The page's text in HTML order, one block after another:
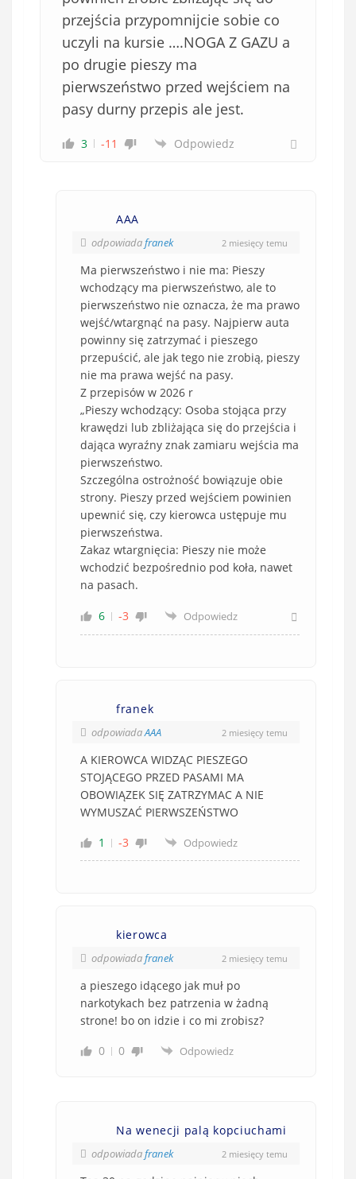
przejścia przypomnijcie sobie co
uczyli na kursie ….NOGA Z GAZU a
po drugie pieszy ma
pierwszeństwo przed wejściem na
pasy durny przepis ale jest.
3 -11 Odpowiedz
AAA
odpowiadafranek 2 miesięcy temu
Ma pierwszeństwo i nie ma: Pieszy
wchodzący ma pierwszeństwo, ale to
pierwszeństwo nie oznacza, że ma prawo
wejść/wtargnąć na pasy. Najpierw auta
powinny się zatrzymać i pieszego
przepuścić, ale jak tego nie zrobią, pieszy
nie ma prawa wejść na pasy.
Z przepisów w 2026 r
„Pieszy wchodzący: Osoba stojąca przy
krawędzi lub zbliżająca się do przejścia i
dająca wyraźny znak zamiaru wejścia ma
pierwszeństwo.
Szczególna ostrożność bowiązuje obie
strony. Pieszy przed wejściem powinien
upewnić się, czy kierowca ustępuje mu
pierwszeństwa.
Zakaz wtargnięcia: Pieszy nie może
wchodzić bezpośrednio pod koła, nawet
na pasach.
6 -3 Odpowiedz
franek
odpowiadaAAA 2 miesięcy temu
A KIEROWCA WIDZĄC PIESZEGO
STOJĄCEGO PRZED PASAMI MA
OBOWIĄZEK SIĘ ZATRZYMAC A NIE
WYMUSZAĆ PIERWSZEŃSTWO
1
-3 Odpowiedz
kierowca
odpowiadafranek 2 miesięcy temu
a pieszego idącego jak muł po
narkotykach bez patrzenia w żadną
strone! bo on idzie i co mi zrobisz?
0
0 Odpowiedz
Na wenecji palą kopciuchami
odpowiadafranek 2 miesięcy temu